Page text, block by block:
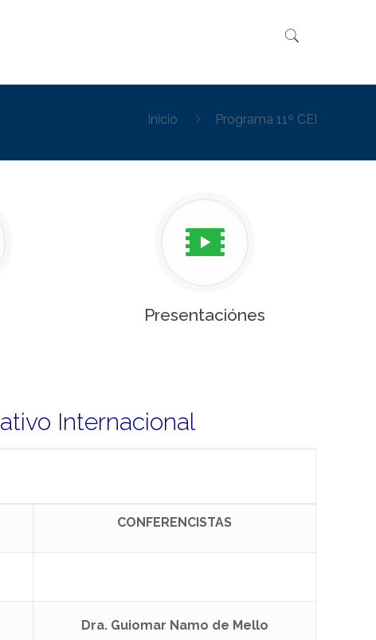
Inicio Programa 11º CEI
Presentaciónes
Internacional
CONFERENCISTAS
Dra. Guiomar Namo de Mello